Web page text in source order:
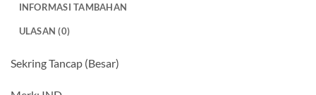
INFORMASI TAMBAHAN
ULASAN (0)
Sekring Tancap (Besar)